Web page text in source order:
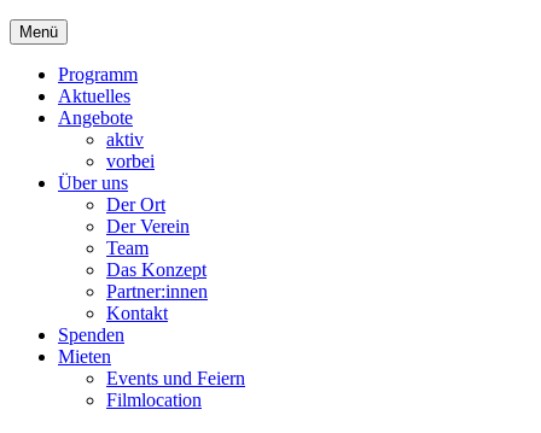
Primäres
Menü
Menü
Programm
Aktuelles
Angebote
aktiv
vorbei
Über uns
Der Ort
Der Verein
Team
Das Konzept
Partner:innen
Kontakt
Spenden
Mieten
Events und Feiern
Filmlocation